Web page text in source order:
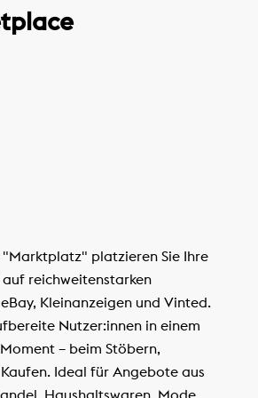
platzieren Sie Ihre
reichweitenstarken
Kleinanzeigen und Vinted.
Nutzer:innen in einem
– beim Stöbern,
Ideal für Angebote aus
Haushaltswaren, Mode,